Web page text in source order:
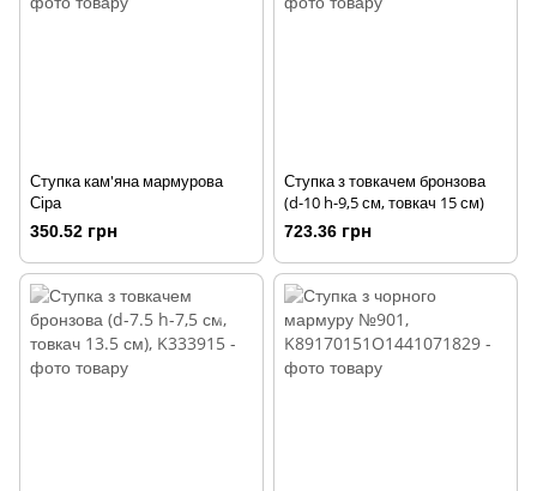
Ступка кам'яна мармурова
Сіра
350.52 грн
Ступка з товкачем бронзова
(d-10 h-9,5 см, товкач 15 см)
723.36 грн